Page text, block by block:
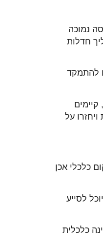
נמוכה
חדלות
להתמקד
על
כלכלי אכן
לסייע
כלכלית